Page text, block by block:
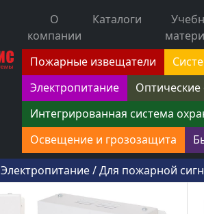
О
компании
Каталоги
Пожарные извещатели
Электропитание
Интегрированная система
Освещение и грозозащита
Электропитание/Для пожарной